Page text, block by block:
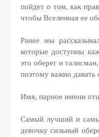
пойдет о том, как
чтобы Вселенная ее
Ранее мы
которые доступны
это оберег и
поэтому важно
Имя, парное имени
Самый лучший и
девочку сильный